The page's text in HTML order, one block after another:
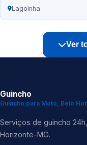
Lagoinha
Ver
Guincho
Guincho para Moto, Belo
Serviços de guincho
Horizonte-MG.